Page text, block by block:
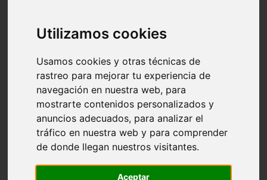
Utilizamos cookies
Usamos cookies y otras técnicas de
rastreo para mejorar tu experiencia de
navegación en nuestra web, para
mostrarte contenidos personalizados y
anuncios adecuados, para analizar el
tráfico en nuestra web y para comprender
de donde llegan nuestros visitantes.
Aceptar
Santa-cruz-de-tenerife - los-llanos-de-aridane
Cantabria - suances
Granada - monachil
Huesca - isábena
Huesca - alquézar
Huesca - castejón-de-sos
Sevilla - marinaleda
Córdoba - almedinilla
Navarra - zangoza
Cantabria - arenas-de-iguña
Barcelona - la-pobla-de-lillet